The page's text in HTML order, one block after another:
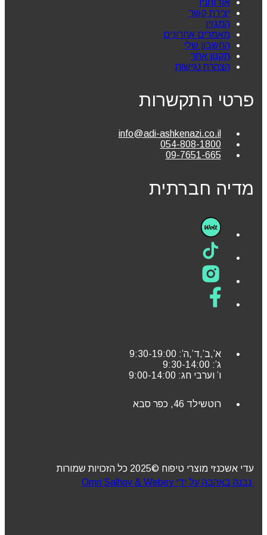
יצירת קשר
המגזין
מאמרים אחרונים
החשבון שלי
תקנון אתר
הצהרת נגישות
פרטי התקשרות
info@adi-ashkenazi.co.il
054-808-1800
09-7651-665
מדיה חברתית
א’,ב’,ד’,ה’: 9:30-19:00
ג’: 9:30-14:00
ו’ וערבי חג: 9:00-14:00
רוטשילד 46, כפר סבא
עדי אשכנזי מוצרי טיפוח ©2025 כל הזכויות שמורות
נבנה באהבה על ידי Omri Salhov & Webey